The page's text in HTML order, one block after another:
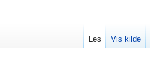
Les Vis kilde